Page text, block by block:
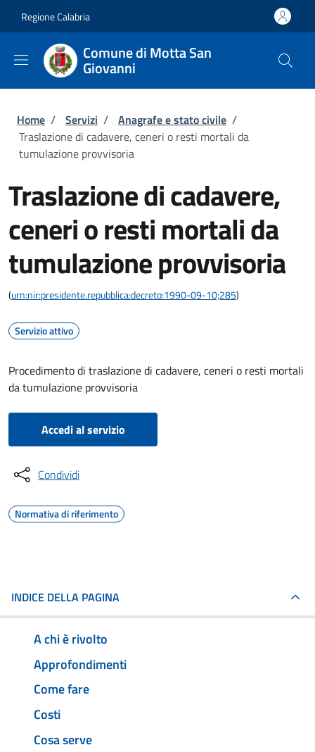
Regione Calabria
Comune di Motta San
Giovanni
Briciole di pane
Home / Servizi / Anagrafe e stato civile /
Traslazione di cadavere, ceneri o resti mortali da
tumulazione provvisoria
Traslazione di cadavere,
ceneri o resti mortali da
tumulazione provvisoria
(urn:nir:presidente.repubblica:decreto:1990-09-10;285)
Servizio attivo
Procedimento di traslazione di cadavere, ceneri o resti mortali
da tumulazione provvisoria
Accedi al servizio
Condividi
Normativa di riferimento
INDICE DELLA PAGINA
A chi è rivolto
Approfondimenti
Come fare
Costi
Cosa serve